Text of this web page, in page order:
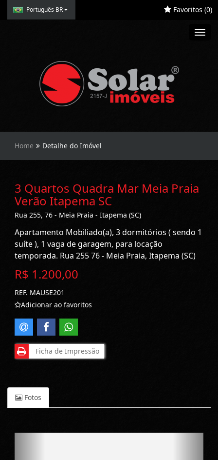
Português BR Favoritos (0)
Home Detalhe do Imóvel
3 Quartos Quadra Mar Meia Praia
Verão Itapema SC
Rua 255, 76 - Meia Praia - Itapema (SC)
Apartamento Mobiliado(a), 3 dormitórios ( sendo 1
suíte ), 1 vaga de garagem, para locação
temporada. Rua 255 76 - Meia Praia, Itapema (SC)
R$ 1.200,00
REF. MAUSE201
Adicionar ao favoritos
Ficha de Impressão
Fotos